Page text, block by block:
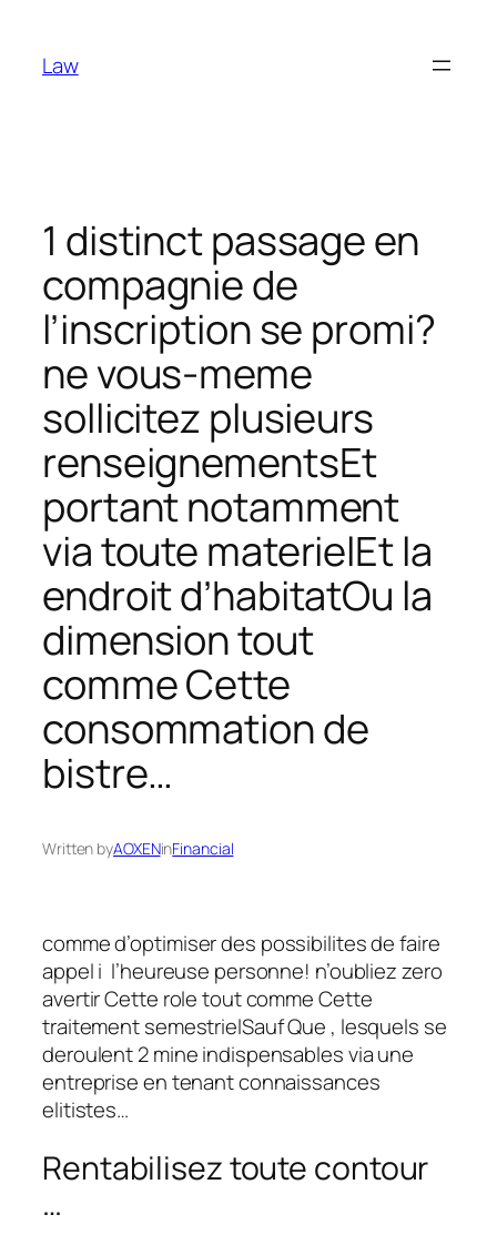
content
Law
1 distinct passage en
compagnie de
l’inscription se promi?
ne vous-meme
sollicitez plusieurs
renseignementsEt
portant notamment
via toute materielEt la
endroit d’habitatOu la
dimension tout
comme Cette
consommation de
bistre…
Written byAOXENinFinancial
comme d’optimiser des possibilites de faire
appel i l’heureuse personne! n’oubliez zero
avertir Cette role tout comme Cette
traitement semestrielSauf Que , lesquels se
deroulent 2 mine indispensables via une
entreprise en tenant connaissances
elitistes…
Rentabilisez toute contour
…